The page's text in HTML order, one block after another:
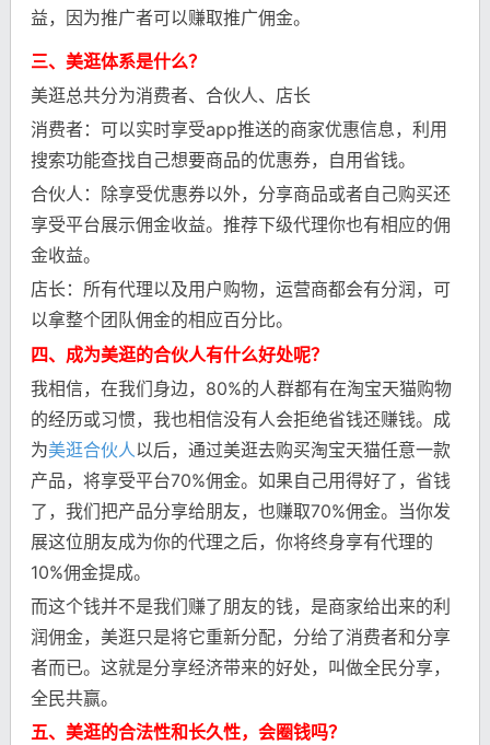
益，因为推广者可以赚取推广佣金。
三、美逛体系是什么？
美逛总共分为消费者、合伙人、店长
消费者：可以实时享受app推送的商家优惠信息，利用
搜索功能查找自己想要商品的优惠券，自用省钱。
合伙人：除享受优惠券以外，分享商品或者自己购买还
享受平台展示佣金收益。推荐下级代理你也有相应的佣
金收益。
店长：所有代理以及用户购物，运营商都会有分润，可
以拿整个团队佣金的相应百分比。
四、成为美逛的合伙人有什么好处呢？
我相信，在我们身边，80%的人群都有在淘宝天猫购物
的经历或习惯，我也相信没有人会拒绝省钱还赚钱。成
为美逛合伙人以后，通过美逛去购买淘宝天猫任意一款
产品，将享受平台70%佣金。如果自己用得好了，省钱
了，我们把产品分享给朋友，也赚取70%佣金。当你发
展这位朋友成为你的代理之后，你将终身享有代理的
10%佣金提成。
而这个钱并不是我们赚了朋友的钱，是商家给出来的利
润佣金，美逛只是将它重新分配，分给了消费者和分享
者而已。这就是分享经济带来的好处，叫做全民分享，
全民共赢。
五、美逛的合法性和长久性，会圈钱吗？